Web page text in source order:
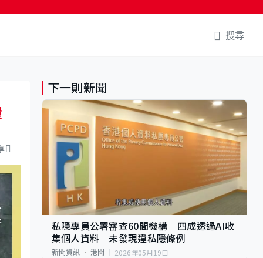
搜尋
下一則新聞
私隱專員公署審查60間機構 四成透過AI收
集個人資料 未發現違私隱條例
新聞資訊 港聞 2026年05月19日